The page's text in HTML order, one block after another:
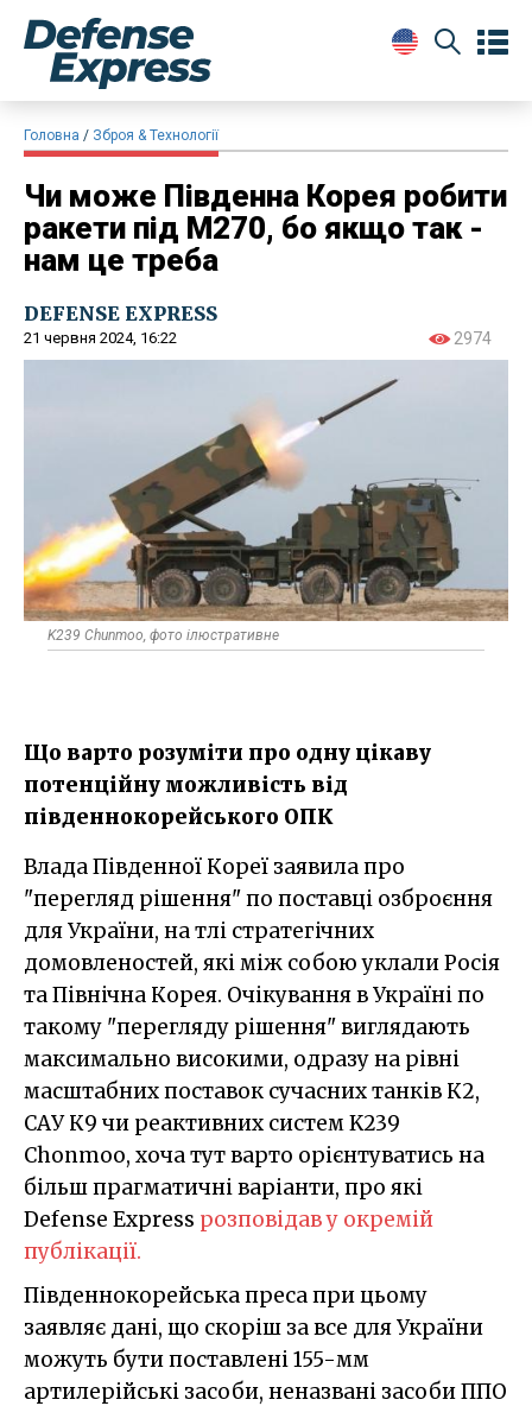
Головна Зброя & Технології
Чи може Південна Корея робити
ракети під M270, бо якщо так -
нам це треба
DEFENSE EXPRESS
21 червня 2024, 16:22 2974
K239 Chunmoo, фото ілюстративне
Що варто розуміти про одну цікаву
потенційну можливість від
південнокорейського ОПК
Влада Південної Кореї заявила про
"перегляд рішення" по поставці озброєння
для України, на тлі стратегічних
домовленостей, які між собою уклали Росія
та Північна Корея. Очікування в Україні по
такому "перегляду рішення" виглядають
максимально високими, одразу на рівні
масштабних поставок сучасних танків К2,
САУ К9 чи реактивних систем K239
Chonmoo, хоча тут варто орієнтуватись на
більш прагматичні варіанти, про які
Defense Express розповідав у окремій
публікації.
Південнокорейська преса при цьому
заявляє дані, що скоріш за все для України
можуть бути поставлені 155-мм
артилерійські засоби, неназвані засоби ППО